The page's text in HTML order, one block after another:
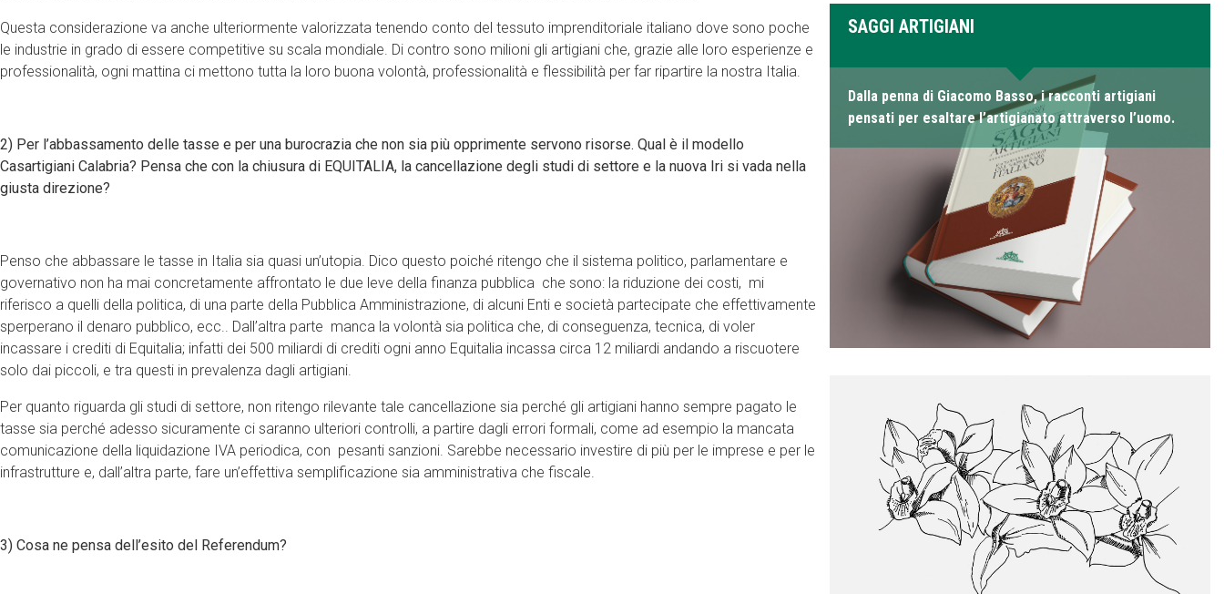
Questa considerazione va anche ulteriormente valorizzata tenendo conto del tessuto imprenditoriale italiano dove sono poche
le industrie in grado di essere competitive su scala mondiale. Di contro sono milioni gli artigiani che, grazie alle loro esperienze e
professionalità, ogni mattina ci mettono tutta la loro buona volontà, professionalità e flessibilità per far ripartire la nostra Italia.
2) Per l’abbassamento delle tasse e per una burocrazia che non sia più opprimente servono risorse. Qual è il modello
Casartigiani Calabria? Pensa che con la chiusura di EQUITALIA, la cancellazione degli studi di settore e la nuova Iri si vada nella
giusta direzione?
Penso che abbassare le tasse in Italia sia quasi un’utopia. Dico questo poiché ritengo che il sistema politico, parlamentare e
governativo non ha mai concretamente affrontato le due leve della finanza pubblica che sono: la riduzione dei costi, mi
riferisco a quelli della politica, di una parte della Pubblica Amministrazione, di alcuni Enti e società partecipate che effettivamente
sperperano il denaro pubblico, ecc.. Dall’altra parte manca la volontà sia politica che, di conseguenza, tecnica, di voler
incassare i crediti di Equitalia; infatti dei 500 miliardi di crediti ogni anno Equitalia incassa circa 12 miliardi andando a riscuotere
solo dai piccoli, e tra questi in prevalenza dagli artigiani.
Per quanto riguarda gli studi di settore, non ritengo rilevante tale cancellazione sia perché gli artigiani hanno sempre pagato le
tasse sia perché adesso sicuramente ci saranno ulteriori controlli, a partire dagli errori formali, come ad esempio la mancata
comunicazione della liquidazione IVA periodica, con pesanti sanzioni. Sarebbe necessario investire di più per le imprese e per le
infrastrutture e, dall’altra parte, fare un’effettiva semplificazione sia amministrativa che fiscale.
3) Cosa ne pensa dell’esito del Referendum?
SAGGI ARTIGIANI
Dalla penna di Giacomo Basso, i racconti artigiani
pensati per esaltare l’artigianato attraverso l’uomo.